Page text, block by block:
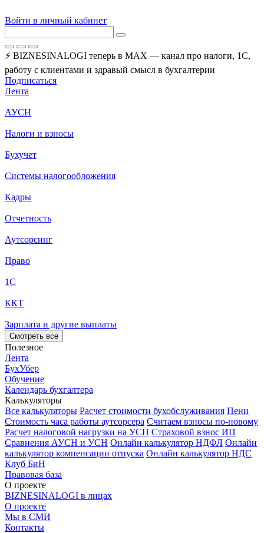
Войти в личный кабинет
⚡ BIZNESINALOGI теперь в MAX — канал про налоги, 1С,
работу с клиентами и здравый смысл в бухгалтерии
Подписаться
Лента
АУСН
Налоги и взносы
Бухучет
Системы налогообложения
Кадры
Отчетность
Аутсорсинг
Право
1С
ККТ
Зарплата и другие выплаты
Смотреть все
Полезное
Лента
БухУбер
Обучение
Календарь бухгалтера
Калькуляторы
Все калькуляторы Расчет стоимости бухобслуживания Пени
Стоимость часа работы аутсорсера Считаем взносы по-новому
Расчет налоговой нагрузки на УСН Страховой взнос ИП
Сравнения АУСН и УСН Онлайн калькулятор НДФЛ Онлайн
калькулятор компенсации отпуска Онлайн калькулятор НДС
Клуб БиН
Правовая база
О проекте
BIZNESINALOGI в лицах
О проекте
Мы в СМИ
Контакты